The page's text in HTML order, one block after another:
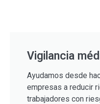
Vigilancia
Ayudamos desde
empresas a reducir
trabajadores con